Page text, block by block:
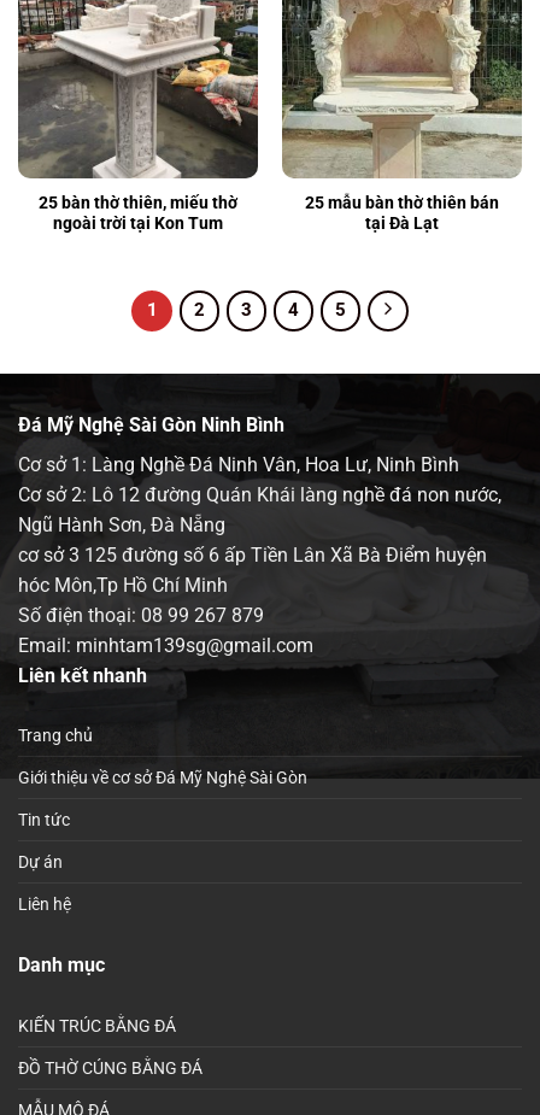
25 bàn thờ thiên, miếu thờ
ngoài trời tại Kon Tum
25 mẫu bàn thờ thiên bán
tại Đà Lạt
1 2 3 4 5
Đá Mỹ Nghệ Sài Gòn Ninh Bình
Cơ sở 1: Làng Nghề Đá Ninh Vân, Hoa Lư, Ninh Bình
Cơ sở 2: Lô 12 đường Quán Khái làng nghề đá non nước,
Ngũ Hành Sơn, Đà Nẵng
cơ sở 3 125 đường số 6 ấp Tiền Lân Xã Bà Điểm huyện
hóc Môn,Tp Hồ Chí Minh
Số điện thoại: 08 99 267 879
Email: minhtam139sg@gmail.com
Liên kết nhanh
Trang chủ
Giới thiệu về cơ sở Đá Mỹ Nghệ Sài Gòn
Tin tức
Dự án
Liên hệ
Danh mục
KIẾN TRÚC BẰNG ĐÁ
ĐỒ THỜ CÚNG BẰNG ĐÁ
MẪU MỘ ĐÁ